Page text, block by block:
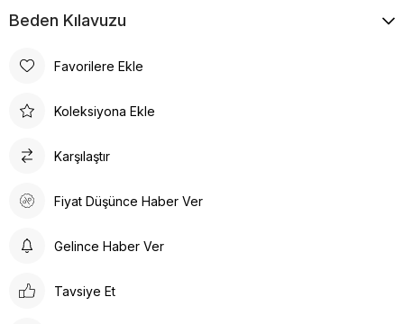
Beden Kılavuzu
Favorilere Ekle
Koleksiyona Ekle
Karşılaştır
Fiyat Düşünce Haber Ver
Gelince Haber Ver
Tavsiye Et